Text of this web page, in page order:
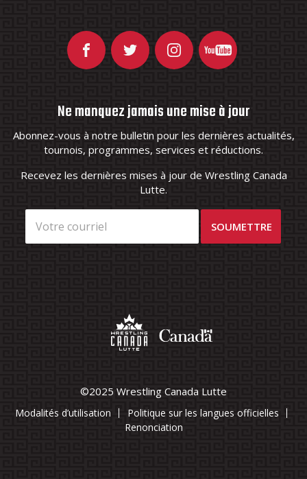
Ne manquez jamais une mise à jour
Abonnez-vous à notre bulletin pour les dernières actualités,
tournois, programmes, services et réductions.
Recevez les dernières mises à jour de Wrestling Canada
Lutte.
©2025 Wrestling Canada Lutte
Modalités d’utilisation
Politique sur les langues officielles
Renonciation